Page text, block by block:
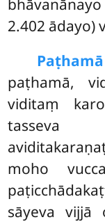
2.402 ādayo)
paṭhamā,
viditaṃ
moho
sāyeva vijjā